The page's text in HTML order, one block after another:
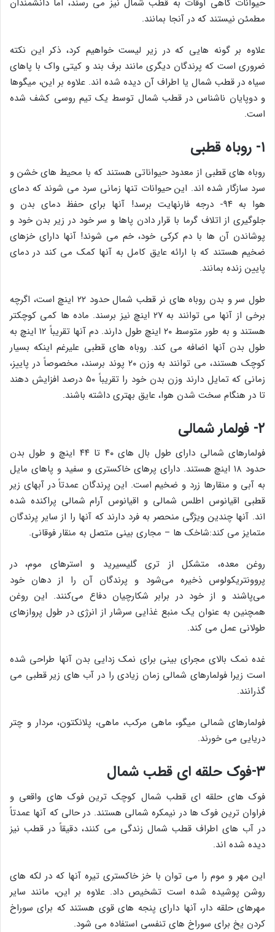
حیوانات گاهی اوقات به قطب شمال نیز می رسند، اما دانشمندان
مطمئن نیستند که در آنجا بمانند.
علاوه بر گونه هایی که در زیر لیست خواهیم کرد، ذکر این نکته
ضروری است که پرندگان دیگری مانند برف بند و کیتی واک با پاهای
سیاه در قطب شمال یا اطراف آن دیده شده اند. علاوه بر این، میگوها
و دوپایان ناشناس در قطب شمال توسط یک تیم روسی کشف شده
است.
۱- روباه قطبی
روباه های قطبی از معدود حیواناتی هستند که با محیط های خشن و
سرد سازگار شده اند. این حیوانات تنها زمانی سرد می شوند که دمای
هوا به ۹۴- درجه فارنهایت برسد! آنها برای حفظ دمای بدن و
جلوگیری از اتلاف گرما با قرار دادن پاها و سر خود در زیر بدن خود و
پوشاندن آن ها با دم کرکی خود، خم می شوند! آنها دارای خزهای
ضخیم هستند که با ارائه عایق کامل به آنها کمک می کند در دمای
پایین زنده بمانند.
طول سر و بدن روباه های نر قطب شمال حدود ۲۲ اینچ است، اگرچه
برخی از آنها می توانند به ۲۷ اینچ نیز برسند. ماده ها کمی کوچکتر
هستند و به طور متوسط ۲۰ اینچ طول دارند. دم آنها تقریباً ۱۲ اینچ به
طول بدن آنها اضافه می کند. روباه های قطبی علیرغم اینکه بسیار
کوچک هستند، می توانند به وزن ۲۰ پوند برسند، مخصوصاً در پاییز،
زمانی که تمایل دارند وزن بدن خود را تقریباً ۵۰ درصد افزایش دهند
تا در هنگام سخت شدن هوا، عایق بهتری داشته باشند.
۲- فولمار شمالی
فولمارهای شمالی دارای طول بال های ۴۰ تا ۴۴ اینچ و طول بدن
حدود ۱۸ اینچ هستند. دارای پرهای خاکستری و سفید و پاهای مایل
به آبی و منقارها زرد و ضخیم است. این پرندگان عمدتاً در آبهای زیر
قطبی اقیانوس اطلس شمالی و اقیانوس آرام شمالی پراکنده شده
اند. آنها چندین ویژگی منحصر به فرد دارند که آنها را از سایر پرندگان
متمایز می کند:شاخک ها – مجاری بینی متصل به منقار فوقانی.
روغن معده، متشکل از تری گلیسیرید و استرهای موم، در
پروونتریکولوس ذخیره می‌شود و پرندگان آن را از دهان خود
می‌پاشند و از خود در برابر شکارچیان دفاع می‌کنند. این روغن
همچنین به عنوان یک منبع غذایی سرشار از انرژی در طول پروازهای
طولانی عمل می کند.
غده نمک بالای مجرای بینی برای نمک زدایی بدن آنها طراحی شده
است زیرا فولمارهای شمالی زمان زیادی را در آب های زیر قطبی می
گذرانند.
فولمارهای شمالی میگو، ماهی مرکب، ماهی، پلانکتون، مردار و چتر
دریایی می خورند.
۳-فوک حلقه ای قطب شمال
فوک های حلقه ای قطب شمال کوچک ترین فوک های واقعی و
فراوان ترین فوک ها در نیمکره شمالی هستند. در حالی که آنها عمدتاً
در آب های اطراف قطب شمال زندگی می کنند، دقیقاً در قطب نیز
دیده شده اند.
این مهر و موم را می توان با خز خاکستری تیره آنها که در لکه های
روشن پوشیده شده است تشخیص داد. علاوه بر این، مانند سایر
مهرهای حلقه دار، آنها دارای پنجه های قوی هستند که برای سوراخ
کردن یخ برای سوراخ های تنفسی استفاده می شود.